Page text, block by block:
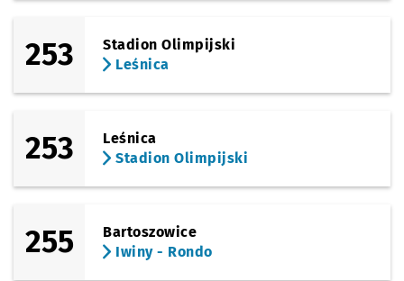
253
Stadion Olimpijski
Leśnica
253
Leśnica
Stadion Olimpijski
255
Bartoszowice
Iwiny - Rondo